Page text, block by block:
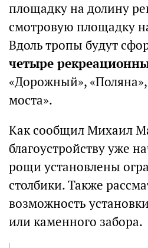
площадку на долину
смотровую площадку
Вдоль тропы будут
четыре
«Дорожный»,
моста».
Как сообщил Михаил
благоустройству уже
рощи установлены
столбики. Также
возможность
или каменного забора.